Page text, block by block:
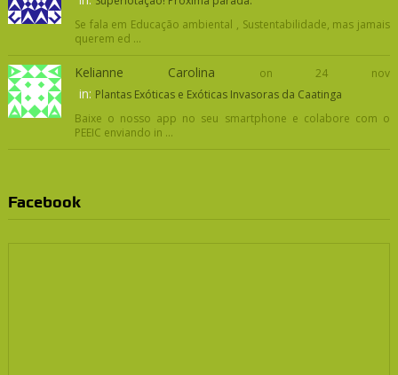
Se fala em Educação ambiental , Sustentabilidade, mas jamais
querem ed ...
Kelianne Carolina on 24 nov
in: Plantas Exóticas e Exóticas Invasoras da Caatinga
Baixe o nosso app no seu smartphone e colabore com o
PEEIC enviando in ...
Facebook